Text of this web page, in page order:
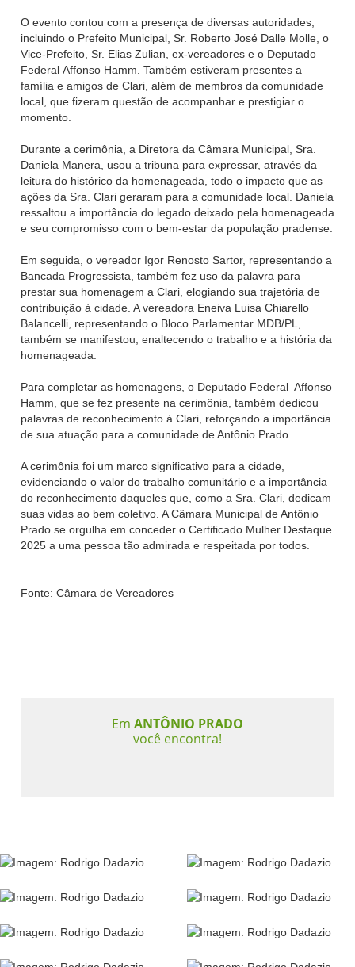
O evento contou com a presença de diversas autoridades,
incluindo o Prefeito Municipal, Sr. Roberto José Dalle Molle, o
Vice-Prefeito, Sr. Elias Zulian, ex-vereadores e o Deputado
Federal Affonso Hamm. Também estiveram presentes a
família e amigos de Clari, além de membros da comunidade
local, que fizeram questão de acompanhar e prestigiar o
momento.
Durante a cerimônia, a Diretora da Câmara Municipal, Sra.
Daniela Manera, usou a tribuna para expressar, através da
leitura do histórico da homenageada, todo o impacto que as
ações da Sra. Clari geraram para a comunidade local. Daniela
ressaltou a importância do legado deixado pela homenageada
e seu compromisso com o bem-estar da população pradense.
Em seguida, o vereador Igor Renosto Sartor, representando a
Bancada Progressista, também fez uso da palavra para
prestar sua homenagem a Clari, elogiando sua trajetória de
contribuição à cidade. A vereadora Eneiva Luisa Chiarello
Balancelli, representando o Bloco Parlamentar MDB/PL,
também se manifestou, enaltecendo o trabalho e a história da
homenageada.
Para completar as homenagens, o Deputado Federal Affonso
Hamm, que se fez presente na cerimônia, também dedicou
palavras de reconhecimento à Clari, reforçando a importância
de sua atuação para a comunidade de Antônio Prado.
A cerimônia foi um marco significativo para a cidade,
evidenciando o valor do trabalho comunitário e a importância
do reconhecimento daqueles que, como a Sra. Clari, dedicam
suas vidas ao bem coletivo. A Câmara Municipal de Antônio
Prado se orgulha em conceder o Certificado Mulher Destaque
2025 a uma pessoa tão admirada e respeitada por todos.
Fonte: Câmara de Vereadores
Em ANTÔNIO PRADO
você encontra!